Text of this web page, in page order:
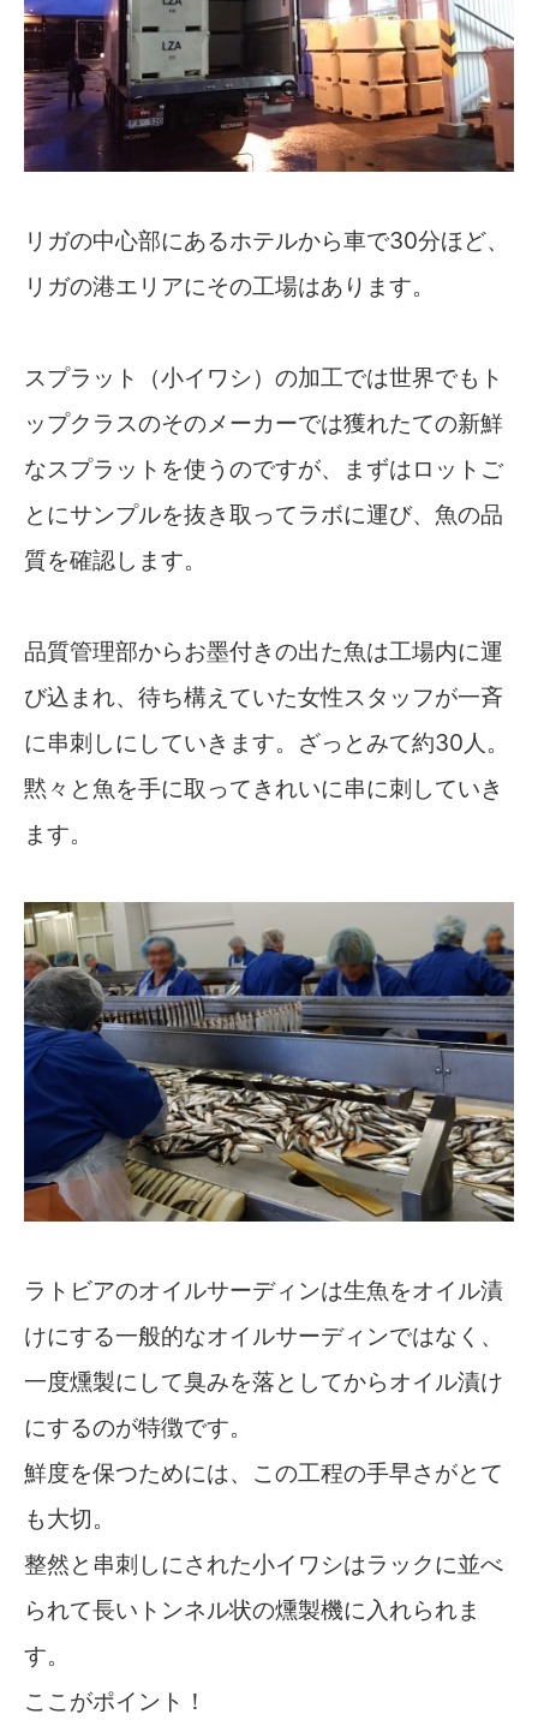
リガの中心部にあるホテルから車で30分ほど、
リガの港エリアにその工場はあります。
スプラット（小イワシ）の加工では世界でもト
ップクラスのそのメーカーでは獲れたての新鮮
なスプラットを使うのですが、まずはロットご
とにサンプルを抜き取ってラボに運び、魚の品
質を確認します。
品質管理部からお墨付きの出た魚は工場内に運
び込まれ、待ち構えていた女性スタッフが一斉
に串刺しにしていきます。ざっとみて約30人。
黙々と魚を手に取ってきれいに串に刺していき
ます。
ラトビアのオイルサーディンは生魚をオイル漬
けにする一般的なオイルサーディンではなく、
一度燻製にして臭みを落としてからオイル漬け
にするのが特徴です。
鮮度を保つためには、この工程の手早さがとて
も大切。
整然と串刺しにされた小イワシはラックに並べ
られて長いトンネル状の燻製機に入れられま
す。
ここがポイント！